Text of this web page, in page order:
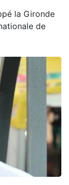
la Gironde
de